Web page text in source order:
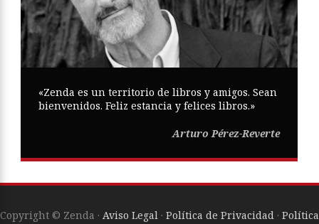
«Zenda es un territorio de libros y amigos. Sean
bienvenidos. Feliz estancia y felices libros.»
Arturo Pérez-Reverte
Copyright © Zenda · Aviso Legal · Política de Privacidad · Política